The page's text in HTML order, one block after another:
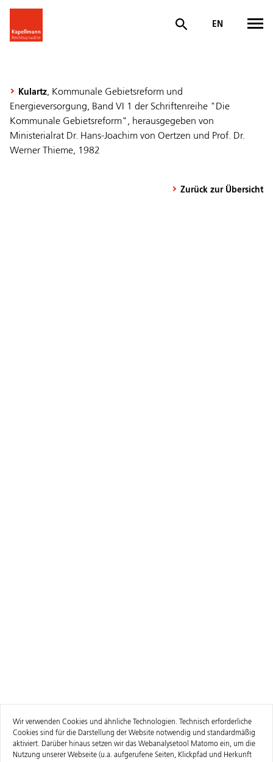
EN
Kulartz, Kommunale Gebietsreform und
Energieversorgung, Band VI 1 der Schriftenreihe "Die
Kommunale Gebietsreform", herausgegeben von
Ministerialrat Dr. Hans-Joachim von Oertzen und Prof. Dr.
Werner Thieme, 1982
Zurück zur Übersicht
Wir verwenden Cookies und ähnliche Technologien. Technisch erforderliche
Cookies sind für die Darstellung der Website notwendig und standardmäßig
aktiviert. Darüber hinaus setzen wir das Webanalysetool Matomo ein, um die
Nutzung unserer Webseite (u.a. aufgerufene Seiten, Klickpfad und Herkunft